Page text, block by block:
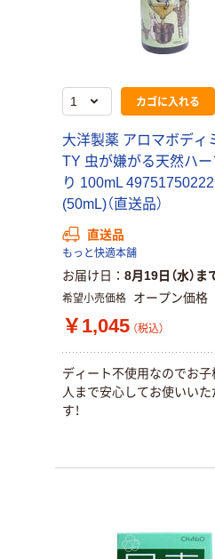
カゴに入れる
大洋製薬 アロマボディ
TY 虫が嫌がる天然ハー
り 100mL
(50mL)（直送品）
直送品
もっと快適本舗
お届け日 8月19日（水）ま
希望小売価格 オープン価格
￥1,045 （税込）
ディート不使用なのでお子
人まで安心してお使いいた
す！